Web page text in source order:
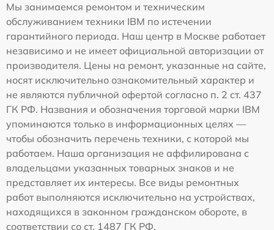
Мы занимаемся ремонтом и техническим
обслуживанием техники IBM по истечении
гарантийного периода. Наш центр в Москве работает
независимо и не имеет официальной авторизации от
производителя. Цены на ремонт, указанные на сайте,
носят исключительно ознакомительный характер и
не являются публичной офертой согласно п. 2 ст. 437
ГК РФ. Названия и обозначения торговой марки IBM
упоминаются только в информационных целях —
чтобы обозначить перечень техники, с которой мы
работаем. Наша организация не аффилирована с
владельцами указанных товарных знаков и не
представляет их интересы. Все виды ремонтных
работ выполняются исключительно на устройствах,
находящихся в законном гражданском обороте, в
соответствии со ст. 1487 ГК РФ.